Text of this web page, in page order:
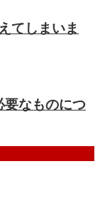
てしまいま
要なものにつ